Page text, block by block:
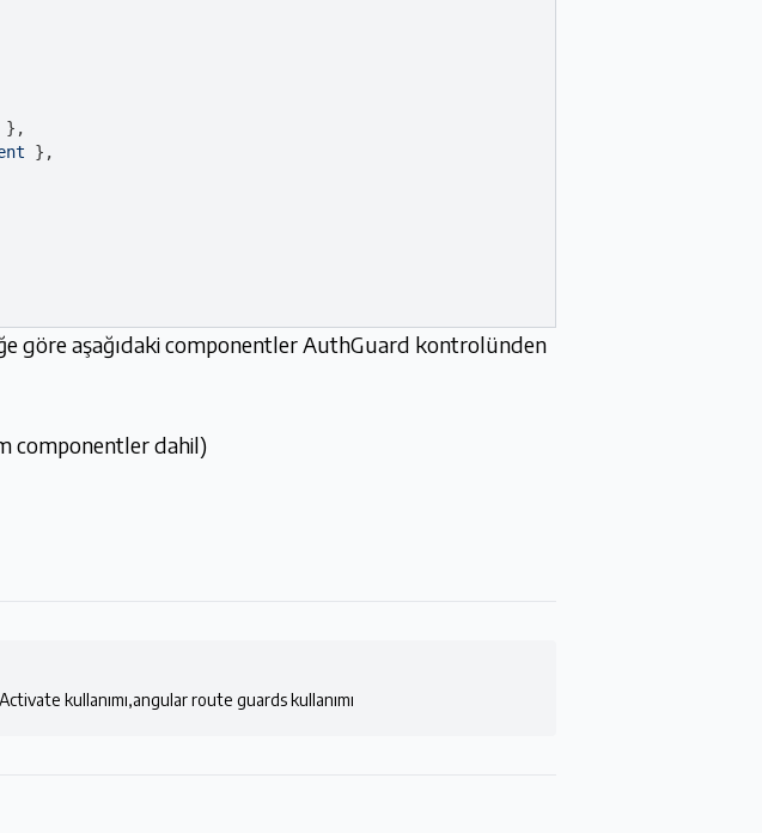
},
},
göre aşağıdaki componentler AuthGuard kontrolünden
componentler dahil)
kullanımı,angular route guards kullanımı